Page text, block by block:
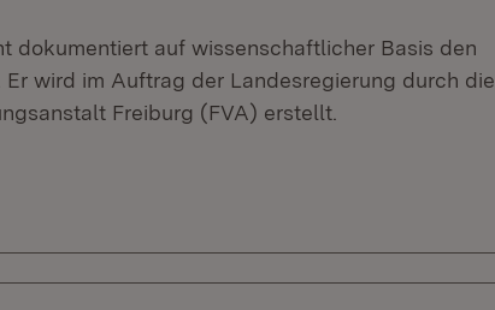
dokumentiert auf wissenschaftlicher Basis den
wird im Auftrag der Landesregierung durch die
Freiburg (FVA) erstellt.